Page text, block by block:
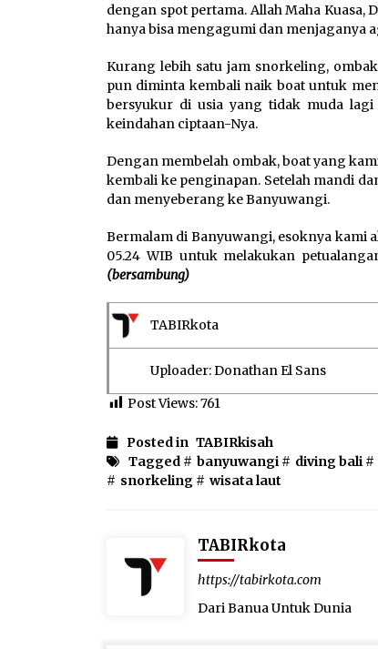
dengan spot pertama. Allah Maha
hanya bisa mengagumi dan menjaganya
Kurang lebih satu jam snorkeling,
pun diminta kembali naik boat untuk
bersyukur di usia yang tidak muda
keindahan ciptaan-Nya.
Dengan membelah ombak, boat yang
kembali ke penginapan. Setelah mandi
dan menyeberang ke Banyuwangi.
Bermalam di Banyuwangi, esoknya
05.24 WIB untuk melakukan
(bersambung)
TABIRkota
Uploader: Donathan El Sans
Post Views:761
Posted in TABIRkisah
Tagged # banyuwangi # diving bali #
# snorkeling # wisata laut
TABIRkota
https://tabirkota.com
Dari Banua Untuk Dunia